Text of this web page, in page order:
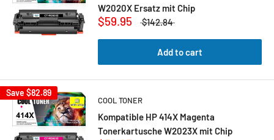
W2020X Ersatz mit Chip
$59.95 $142.84
Add to cart
Save $82.89
COOL TONER
Kompatible HP 414X Magenta
Tonerkartusche W2023X mit Chip